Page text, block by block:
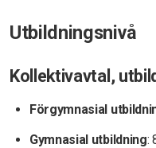
Utbildningsnivå
Kollektivavtal,
Förgymnasial
Gymnasial utbildning: